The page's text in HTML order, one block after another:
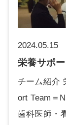
の時期を指
いわゆる
た治療・
口腔内の清
重症感染症
用の口内炎
2024.05.15
栄養サポ
チーム紹介
ort Team＝
歯科医師・